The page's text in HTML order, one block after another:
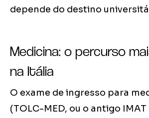
depende do destino
Medicina: o percurso
na Itália
O exame de ingresso para
(TOLC-MED, ou o antigo IMAT